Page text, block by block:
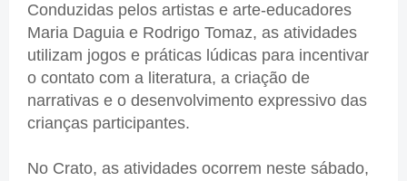
Conduzidas pelos artistas e arte-educadores
Maria Daguia e Rodrigo Tomaz, as atividades
utilizam jogos e práticas lúdicas para incentivar
o contato com a literatura, a criação de
narrativas e o desenvolvimento expressivo das
crianças participantes.
No Crato, as atividades ocorrem neste sábado,